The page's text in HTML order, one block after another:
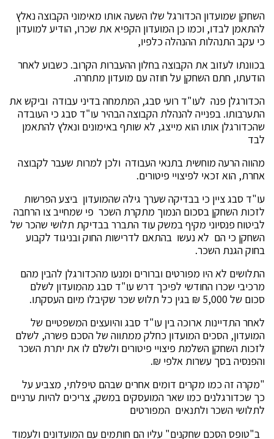
השחקן שמועדון הכדורגל שלו השעה אותו מאימוני הקבוצה נאלץ
להתאמן לבדו, וכמו כן המועדון הקפיא את שכרו, הודיע למועדון
כי עקב התנהלות ההנהלה כלפיו,
בכוונתו לעזוב את הקבוצה בחלון ההעברות הקרוב. כשבוע לאחר
הודעתו, חתם השחקן על חוזה עם מועדון מתחרה.
הכדורגלן פנה לעו"ד רועי סבג, המתמחה בדיני עבודה וביקש את
התערבותו. בפנייה להנהלת הקבוצה הבהיר עו"ד סבג כי העובדה
שהכדורגלן אותו הוא מייצג, לא שותף באימונים ונאלץ להתאמן
לבד
מהווה הרעה מוחשית בתנאי העבודה ולכן למרות שעבר לקבוצה
אחרת, הוא זכאי לפיצויי פיטורים.
עו"ד סבג ציין כי בבדיקה שערך גילה שהמועדון ביצע הפרשות
לזכות השחקן בסכום הנמוך מתקרת השכר פי שמחייב צו הרחבה
לביטוח פנסיוני מקיף במשק עוד התברר בבדיקת תלושי שהכר של
השחקן כי הם לא נעשו בהתאם לדרישות החוק ובניגוד לקבוע
בחוק הגנת השכר.
התלושים לא היו מפורטים וברורים ומנעו מהכדורגלן להבין מהם
מרכיבי שכרו החודשי לפיכך דרש עו"ד סבג מהמועדון לשלם
סכום של 5,000 ₪ בגין כל תלוש שכר שקיבלו מיום העסקתו.
לאחר התדיינות ארוכה בין עו"ד סבג והיועצים המשפטיים של
המועדון, הסכים המועדון כחלק ממתווה של הסכם פשרה, לשלם
לזכות השחקן השלמת פיצויי פיטורים ולשלם לו את יתרת השכר
והפנסיה בסך עשרות אלפי ₪.
"מקרה זה כמו מקרים דומים אחרים שבהם טיפלתי, מצביע על
כך שכדורגלנים כמו שאר המועסקים במשק, צריכים להיות ערניים
לתלושי השכר ולתנאים המפורטים
ב"טופס הסכם שחקנים" עליו הם חותמים עם המועדונים ולעמוד